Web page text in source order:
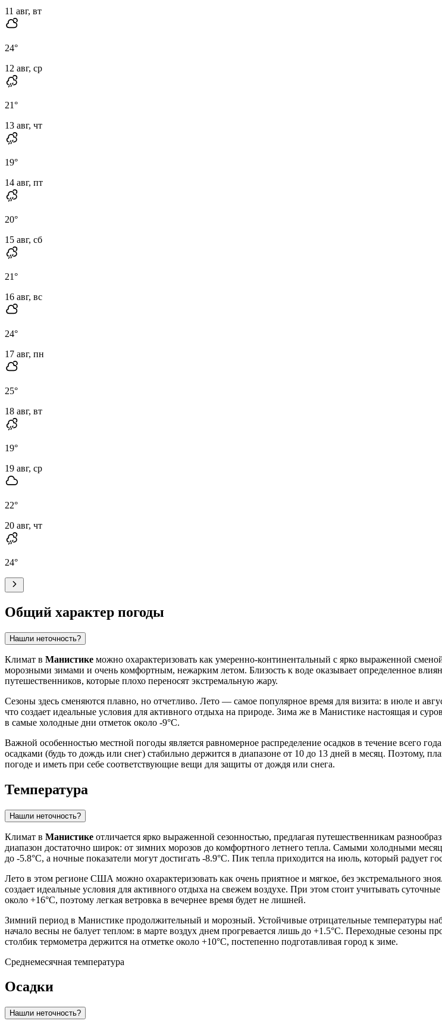
11 авг, вт
24°
12 авг, ср
21°
13 авг, чт
19°
14 авг, пт
20°
15 авг, сб
21°
16 авг, вс
24°
17 авг, пн
25°
18 авг, вт
19°
19 авг, ср
22°
20 авг, чт
24°
Общий характер погоды
Нашли неточность?
Климат в Манистике можно охарактеризовать как умеренно-континентальный с ярко выраженной
морозными зимами и очень комфортным, нежарким летом. Близость к воде оказывает определенное
путешественников, которые плохо переносят экстремальную жару.
Сезоны здесь сменяются плавно, но отчетливо. Лето — самое популярное время для визита: в июле и
что создает идеальные условия для активного отдыха на природе. Зима же в Манистике настоящая и
в самые холодные дни отметок около -9°C.
Важной особенностью местной погоды является равномерное распределение осадков в течение всего
осадками (будь то дождь или снег) стабильно держится в диапазоне от 10 до 13 дней в месяц. Поэтому,
погоде и иметь при себе соответствующие вещи для защиты от дождя или снега.
Температура
Нашли неточность?
Климат в Манистике отличается ярко выраженной сезонностью, предлагая путешественникам
диапазон достаточно широк: от зимних морозов до комфортного летнего тепла. Самыми холодными
до -5.8°C, а ночные показатели могут достигать -8.9°C. Пик тепла приходится на июль, который радует
Лето в этом регионе США можно охарактеризовать как очень приятное и мягкое, без экстремального
создает идеальные условия для активного отдыха на свежем воздухе. При этом стоит учитывать
около +16°C, поэтому легкая ветровка в вечернее время будет не лишней.
Зимний период в Манистике продолжительный и морозный. Устойчивые отрицательные температуры
начало весны не балует теплом: в марте воздух днем прогревается лишь до +1.5°C. Переходные сезоны
столбик термометра держится на отметке около +10°C, постепенно подготавливая город к зиме.
Среднемесячная температура
Осадки
Нашли неточность?